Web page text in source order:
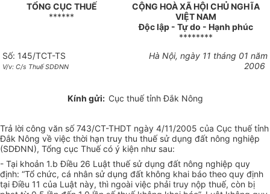
TỔNG CỤC THUẾ
******
CỘNG HOÀ XÃ HỘI CHỦ NGHĨA
VIỆT NAM
Độc lập - Tự do - Hạnh phúc
********
Số: 145/TCT-TS
V/v: C/s Thuế SDĐNN
Hà Nội, ngày 11 tháng 01 năm
2006
Kính gửi: Cục thuế tỉnh Đắk Nông
Trả lời công văn số 743/CT-THDT ngày 4/11/2005 của Cục thuế tỉnh
Đắk Nông về việc thời hạn truy thu thuế sử dụng đất nông nghiệp
(SDĐNN), Tổng cục Thuế có ý kiện như sau:
- Tại khoản 1.b Điều 26 Luật thuế sử dụng đất nông nghiệp quy
định: “Tổ chức, cá nhân sử dụng đất không khai báo theo quy định
tại Điều 11 của Luật này, thì ngoài việc phải truy nộp thuế, còn bị